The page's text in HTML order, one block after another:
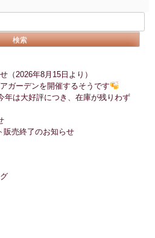
（2026年8月15日より）
ガーデンを開催するそうです
年は大好評につき、在庫が残りわず
販売終了のお知らせ